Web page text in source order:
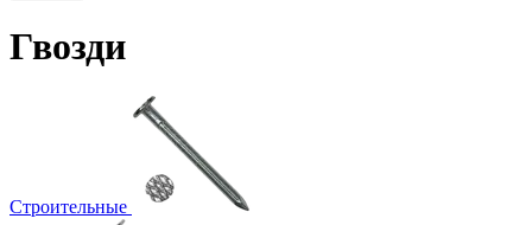
Гвозди
Строительные